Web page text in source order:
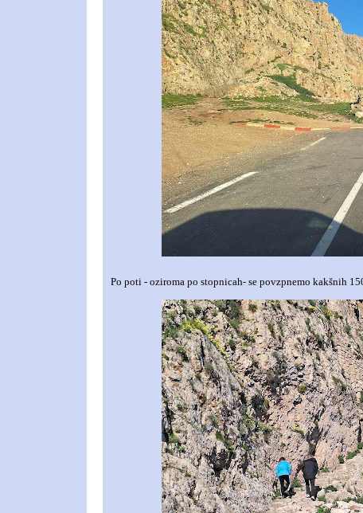
Po poti - oziroma po stopnicah- se povzpnemo kakšnih